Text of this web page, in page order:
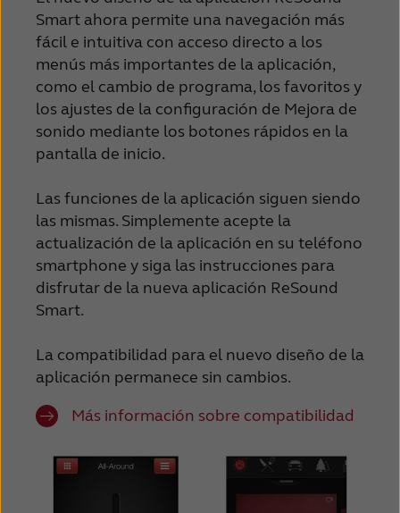
Türkçe United Kingdom
United States Österreich
عربي 日本
Smart ahora permite una navegación más
fácil e intuitiva con acceso directo a los
menús más importantes de la aplicación,
como el cambio de programa, los favoritos y
los ajustes de la configuración de Mejora de
sonido mediante los botones rápidos en la
pantalla de inicio.
Las funciones de la aplicación siguen siendo
las mismas. Simplemente acepte la
actualización de la aplicación en su teléfono
smartphone y siga las instrucciones para
disfrutar de la nueva aplicación ReSound
Smart.
La compatibilidad para el nuevo diseño de la
aplicación permanece sin cambios.
Más información sobre compatibilidad